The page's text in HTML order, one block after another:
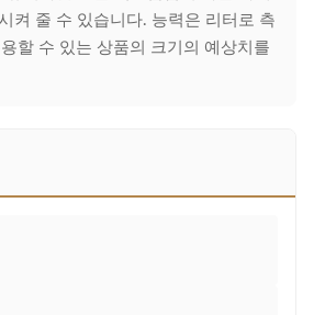
켜 줄 수 있습니다. 능력은 리터로 측
할 수 있는 상품의 크기의 예상치를